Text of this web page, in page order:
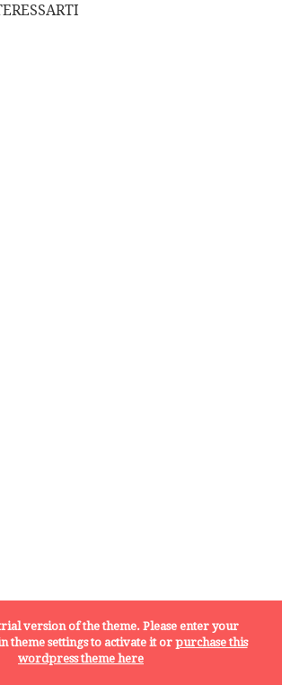
version of the theme. Please enter your
theme settings to activate it or purchase this
wordpress theme here